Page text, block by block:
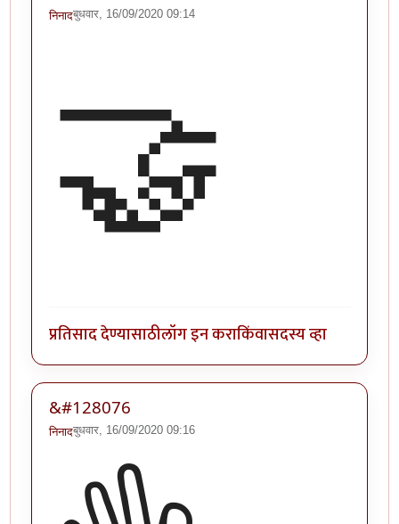
निनादबुधवार, 16/09/2020 09:14
🤝
प्रतिसाद देण्यासाठीलॉग इन कराकिंवासदस्य व्हा
&#128076
निनादबुधवार, 16/09/2020 09:16